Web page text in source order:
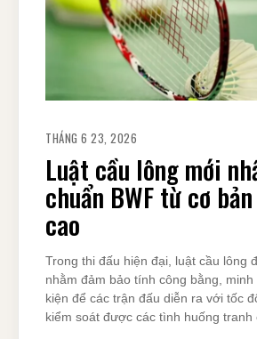
THÁNG 6 23, 2026
Luật cầu lông mới
chuẩn BWF từ cơ
cao
Trong thi đấu hiện đại, luật cầu lông
nhằm đảm bảo tính công bằng, minh
kiện để các trận đấu diễn ra với tốc
kiểm soát được các tình huống tranh